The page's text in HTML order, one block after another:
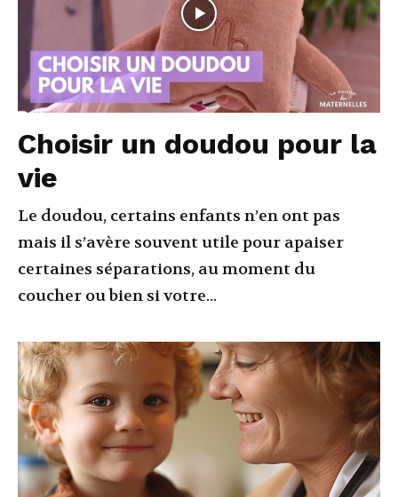
Choisir un doudou pour la
vie
Le doudou, certains enfants n’en ont pas
mais il s’avère souvent utile pour apaiser
certaines séparations, au moment du
coucher ou bien si votre...